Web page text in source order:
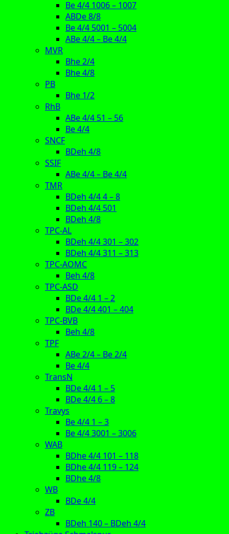
Be 4/4 1006 – 1007
ABDe 8/8
Be 4/4 5001 – 5004
ABe 4/4 – Be 4/4
MVR
Bhe 2/4
Bhe 4/8
PB
Bhe 1/2
RhB
ABe 4/4 51 – 56
Be 4/4
SNCF
BDeh 4/8
SSIF
ABe 4/4 – Be 4/4
TMR
BDeh 4/4 4 – 8
BDeh 4/4 501
BDeh 4/8
TPC-AL
BDeh 4/4 301 – 302
BDeh 4/4 311 – 313
TPC-AOMC
Beh 4/8
TPC-ASD
BDe 4/4 1 – 2
BDe 4/4 401 – 404
TPC-BVB
Beh 4/8
TPF
ABe 2/4 – Be 2/4
Be 4/4
TransN
BDe 4/4 1 – 5
BDe 4/4 6 – 8
Travys
Be 4/4 1 – 3
Be 4/4 3001 – 3006
WAB
BDhe 4/4 101 – 118
BDhe 4/4 119 – 124
BDhe 4/8
WB
BDe 4/4
ZB
BDeh 140 – BDeh 4/4